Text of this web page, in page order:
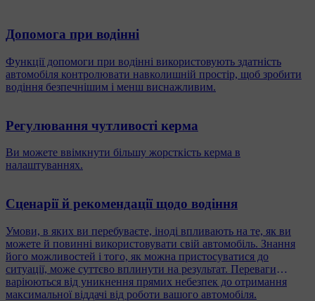
Допомога при водінні
Функції допомоги при водінні використовують здатність
автомобіля контролювати навколишній простір, щоб зробити
водіння безпечнішим і менш виснажливим.
Регулювання чутливості керма
Ви можете ввімкнути більшу жорсткість керма в
налаштуваннях.
Сценарії й рекомендації щодо водіння
Умови, в яких ви перебуваєте, іноді впливають на те, як ви
можете й повинні використовувати свій автомобіль. Знання
його можливостей і того, як можна пристосуватися до
ситуації, може суттєво вплинути на результат. Переваги
варіюються від уникнення прямих небезпек до отримання
максимальної віддачі від роботи вашого автомобіля.